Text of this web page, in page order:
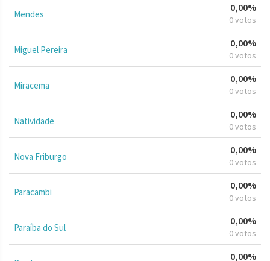
Mendes
0,00%
0 votos
Miguel Pereira
0,00%
0 votos
Miracema
0,00%
0 votos
Natividade
0,00%
0 votos
Nova Friburgo
0,00%
0 votos
Paracambi
0,00%
0 votos
Paraíba do Sul
0,00%
0 votos
0,00%